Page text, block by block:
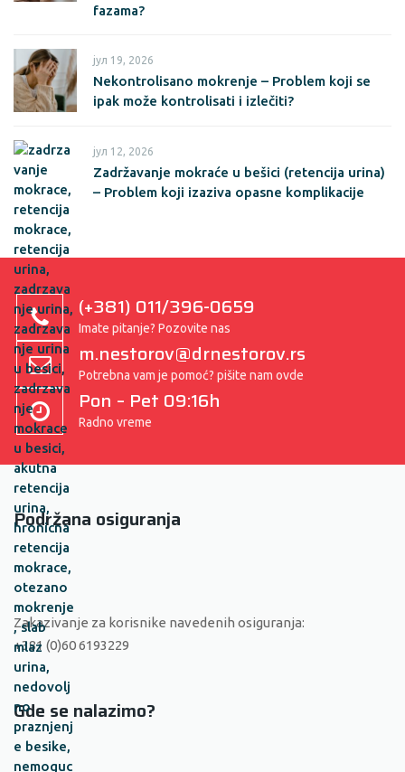
fazama?
јул 19, 2026
Nekontrolisano mokrenje – Problem koji se
ipak može kontrolisati i izlečiti?
јул 12, 2026
Zadržavanje mokraće u bešici (retencija urina)
– Problem koji izaziva opasne komplikacije
(+381) 011/396-0659
Imate pitanje? Pozovite nas
m.nestorov@drnestorov.rs
Potrebna vam je pomoć? pišite nam ovde
Pon – Pet 09:16h
Radno vreme
Podržana osiguranja
Zakazivanje za korisnike navedenih osiguranja:
+381 (0)60 6193229
Gde se nalazimo?